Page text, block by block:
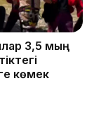
3,5 мың
көмек